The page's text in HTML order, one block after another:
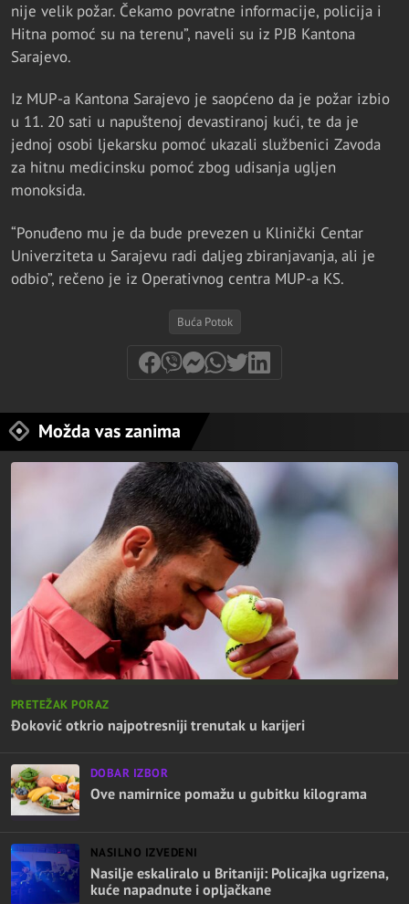
nije velik požar. Čekamo povratne informacije, policija i
Hitna pomoć su na terenu”, naveli su iz PJB Kantona
Sarajevo.
Iz MUP-a Kantona Sarajevo je saopćeno da je požar izbio
u 11. 20 sati u napuštenoj devastiranoj kući, te da je
jednoj osobi ljekarsku pomoć ukazali službenici Zavoda
za hitnu medicinsku pomoć zbog udisanja ugljen
monoksida.
“Ponuđeno mu je da bude prevezen u Klinički Centar
Univerziteta u Sarajevu radi daljeg zbiranjavanja, ali je
odbio”, rečeno je iz Operativnog centra MUP-a KS.
Buća Potok
Možda vas zanima
PRETEŽAK PORAZ
Đoković otkrio najpotresniji trenutak u karijeri
DOBAR IZBOR
Ove namirnice pomažu u gubitku kilograma
NASILNO IZVEDENI
Nasilje eskaliralo u Britaniji: Policajka ugrizena,
kuće napadnute i opljačkane